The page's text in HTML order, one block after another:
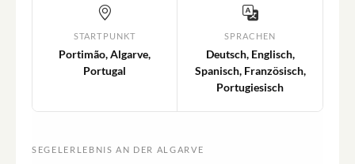
STARTPUNKT
Portimão, Algarve,
Portugal
SPRACHEN
Deutsch, Englisch,
Spanisch, Französisch,
Portugiesisch
SEGELERLEBNIS AN DER ALGARVE